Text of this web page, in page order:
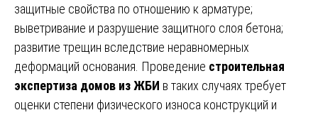
защитные свойства по отношению к арматуре;
выветривание и разрушение защитного слоя бетона;
развитие трещин вследствие неравномерных
деформаций основания. Проведение строительная
экспертиза домов из ЖБИ в таких случаях требует
оценки степени физического износа конструкций и